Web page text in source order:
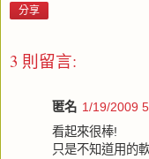
分享
3 則留言:
匿名 1/19/2009
看起來很棒!
只是不知道用的